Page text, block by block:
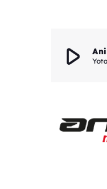
play_arrow